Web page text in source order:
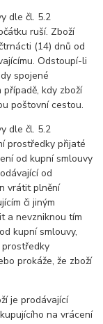
dle čl. 5.2
ruší. Zboží
(14) dnů od
Odstoupí-li
spojené
kdy zboží
poštovní cestou.
dle čl. 5.2
prostředky přijaté
od kupní smlouvy
od
vrátit plnění
či jiným
a nevzniknou tím
kupní smlouvy,
prokáže, že zboží
je prodávající
na vrácení